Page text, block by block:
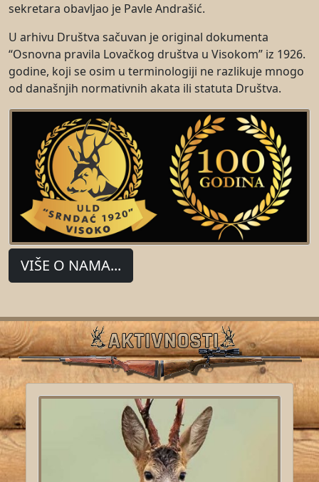
sekretara obavljao je Pavle Andrašić.
U arhivu Društva sačuvan je original dokumenta
“Osnovna pravila Lovačkog društva u Visokom” iz 1926.
godine, koji se osim u terminologiji ne razlikuje mnogo
od današnjih normativnih akata ili statuta Društva.
VIŠE O NAMA...